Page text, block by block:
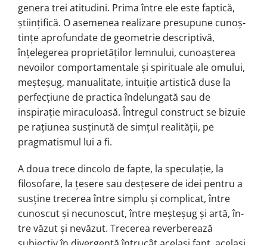
genera trei ati­tu­dini. Prima între ele este faptică,
științi­fi­că. O asemenea realizare presupune cu­noș­
tințe aprofundate de geometrie des­crip­tivă,
înțelegerea proprietăților lem­nu­lui, cunoașterea
nevoilor comporta­men­tale și spirituale ale omului,
meș­teșug, manualitate, intuiție artistică duse la
perfecțiune de practica îndelungată sau de
inspirație miraculoasă. Întregul construct se bizuie
pe rațiunea susținută de simțul realității, pe
pragmatismul lui a fi.
A doua trece dincolo de fapte, la spe­culație, la
filosofare, la țesere sau des­țesere de idei pentru a
susține trecerea în­tre simplu și complicat, între
cunos­cut și necunoscut, între meșteșug și artă, în­
tre văzut și nevăzut. Trecerea reverbe­rea­ză